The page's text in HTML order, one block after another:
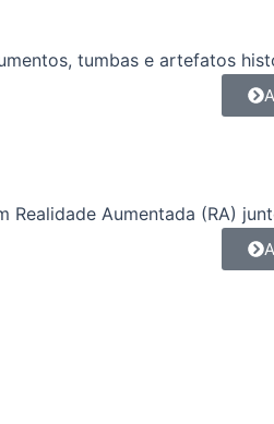
tumbas e artefatos
Aumentada (RA)